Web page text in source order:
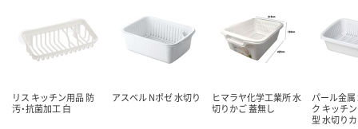
リス キッチン用品 防
汚・抗菌加工 白
アスベル Nポゼ 水切り
ヒマラヤ化学工業所 水
切りかご 蓋無し
パール金
ク キッチ
型 水切り